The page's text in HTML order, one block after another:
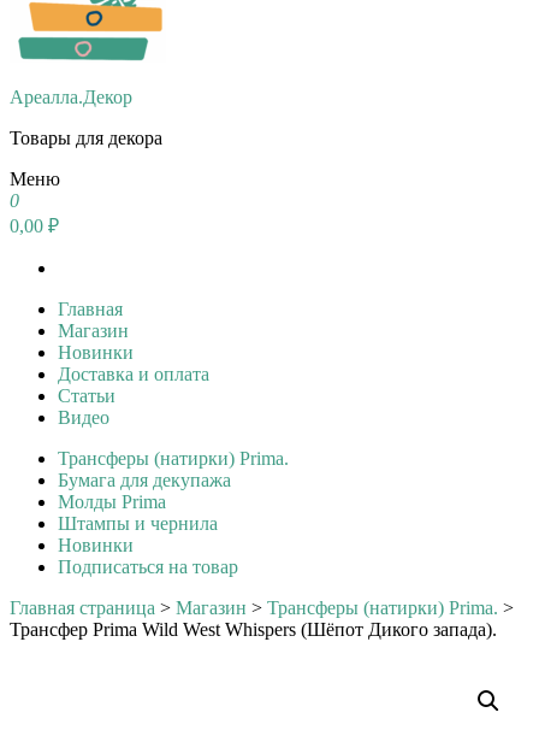
Ареалла.Декор
Товары для декора
Меню
0
0,00 ₽
Главная
Магазин
Новинки
Доставка и оплата
Статьи
Видео
Трансферы (натирки) Prima.
Бумага для декупажа
Молды Prima
Штампы и чернила
Новинки
Подписаться на товар
Главная страница > Магазин > Трансферы (натирки) Prima. >
Трансфер Prima Wild West Whispers (Шёпот Дикого запада).